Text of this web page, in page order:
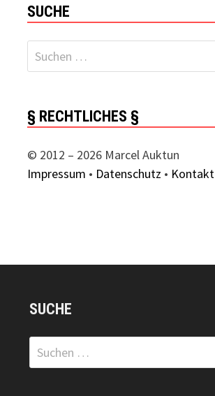
SUCHE
Suchen
nach:
§ RECHTLICHES §
© 2012 – 2026 Marcel Auktun
Impressum • Datenschutz • Kontakt
SUCHE
Suchen
nach: